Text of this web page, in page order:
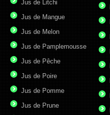
Jus de Litchi
Jus de Mangue
Jus de Melon
Jus de Pamplemousse
Jus de Pêche
Jus de Poire
Jus de Pomme
Jus de Prune